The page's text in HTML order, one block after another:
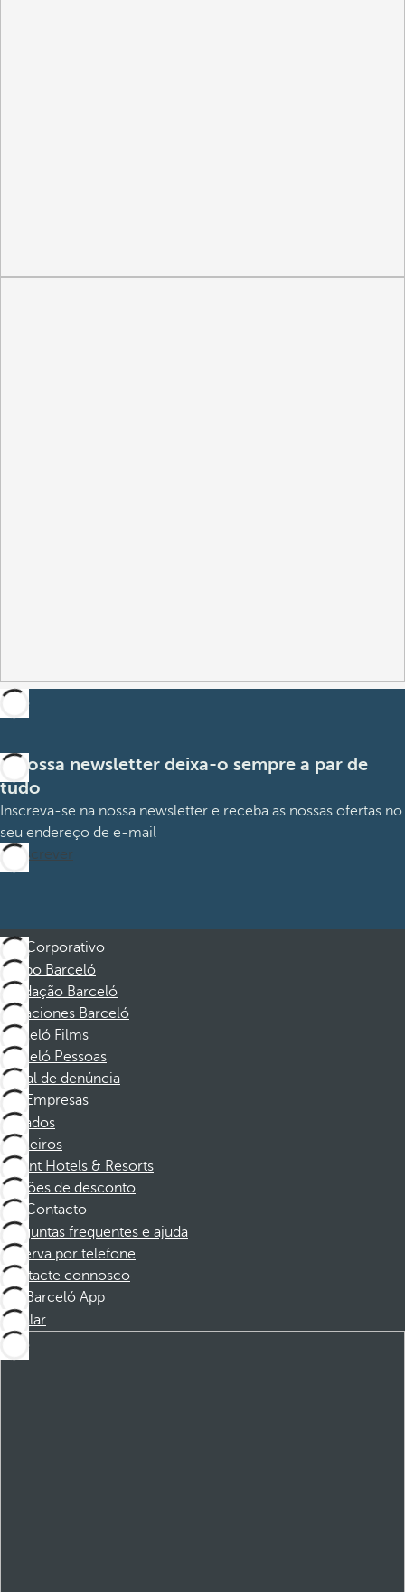
A nossa newsletter deixa-o sempre a par de
tudo
Inscreva-se na nossa newsletter e receba as nossas ofertas no
seu endereço de e-mail
Subscrever
Corporativo
Grupo Barceló
Fundação Barceló
Vacaciones Barceló
Barceló Films
Barceló Pessoas
Canal de denúncia
Empresas
Afiliados
Parceiros
Dorint Hotels & Resorts
Cupões de desconto
Contacto
Perguntas frequentes e ajuda
Reserva por telefone
Contacte connosco
Barceló App
Instalar